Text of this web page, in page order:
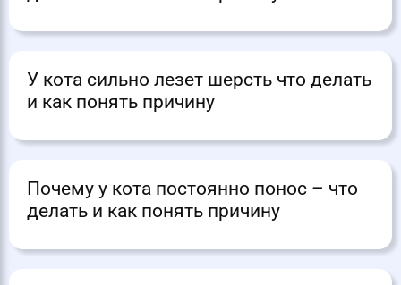
У кота сильно лезет шерсть что делать
и как понять причину
Почему у кота постоянно понос – что
делать и как понять причину